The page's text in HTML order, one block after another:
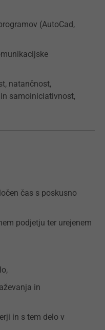
(AutoCad,
natančnost,
samoiniciativnost,
čas s poskusno
podjetju ter urejenem
in
in s tem delo v